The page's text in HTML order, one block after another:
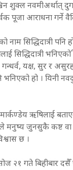
शुक्ल नवमीअर्थात्
पूजा आराधना गर्ने
नाम सिद्धिदात्री पनि
सिद्धिदात्री भनिएको
यक्ष, सुर र
भनिएको हो । यिनी
मार्कण्डेय ऋषिलाई
मनुष्य जुनसुकै कष्ट
छ ।
२१ गते बिहीबार